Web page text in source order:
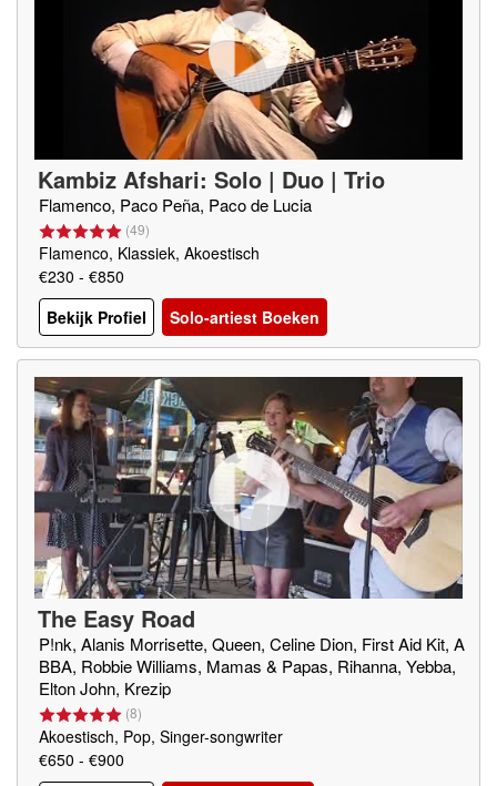
Kambiz Afshari: Solo | Duo | Trio
Flamenco, Paco Peña, Paco de Lucia
(49)
Flamenco, Klassiek, Akoestisch
€230 - €850
Bekijk Profiel
Solo-artiest Boeken
The Easy Road
P!nk, Alanis Morrisette, Queen, Celine Dion, First Aid Kit, A
BBA, Robbie Williams, Mamas & Papas, Rihanna, Yebba,
Elton John, Krezip
(8)
Akoestisch, Pop, Singer-songwriter
€650 - €900